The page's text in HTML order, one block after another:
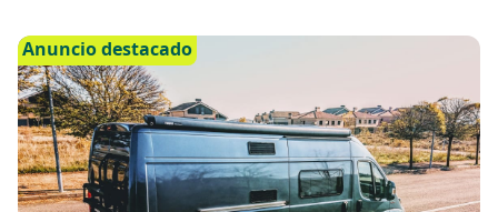
Anuncio destacado